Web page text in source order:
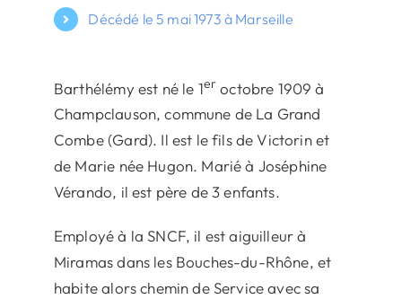
Décédé le 5 mai 1973 à Marseille
Barthélémy est né le 1er octobre 1909 à
Champclauson, commune de La Grand
Combe (Gard). Il est le fils de Victorin et
de Marie née Hugon. Marié à Joséphine
Vérando, il est père de 3 enfants.
Employé à la SNCF, il est aiguilleur à
Miramas dans les Bouches-du-Rhône, et
habite alors chemin de Service avec sa